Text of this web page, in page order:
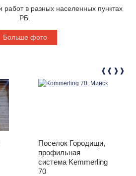
в разных населенных пунктах
РБ.
Больше фото
Поселок Городищи,
профильная
система Kemmerling
70